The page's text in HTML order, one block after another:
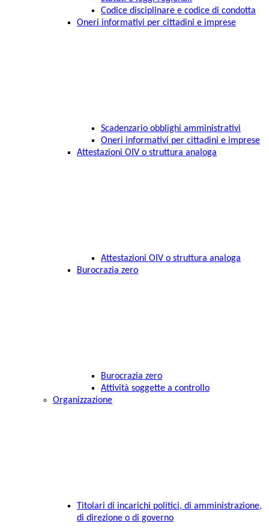
Codice disciplinare e codice di condotta
Oneri informativi per cittadini e imprese
Scadenzario obblighi amministrativi
Oneri informativi per cittadini e imprese
Attestazioni OIV o struttura analoga
Attestazioni OIV o struttura analoga
Burocrazia zero
Burocrazia zero
Attività soggette a controllo
Organizzazione
Titolari di incarichi politici, di amministrazione,
di direzione o di governo